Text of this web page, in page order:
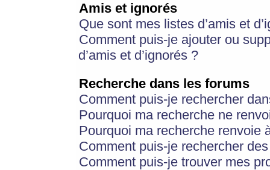
Amis et ignorés
Que sont mes listes d’amis et
Comment puis-je ajouter ou
d’amis et d’ignorés ?
Recherche dans les forums
Comment puis-je rechercher
Pourquoi ma recherche ne
Pourquoi ma recherche renvoie
Comment puis-je rechercher
Comment puis-je trouver mes